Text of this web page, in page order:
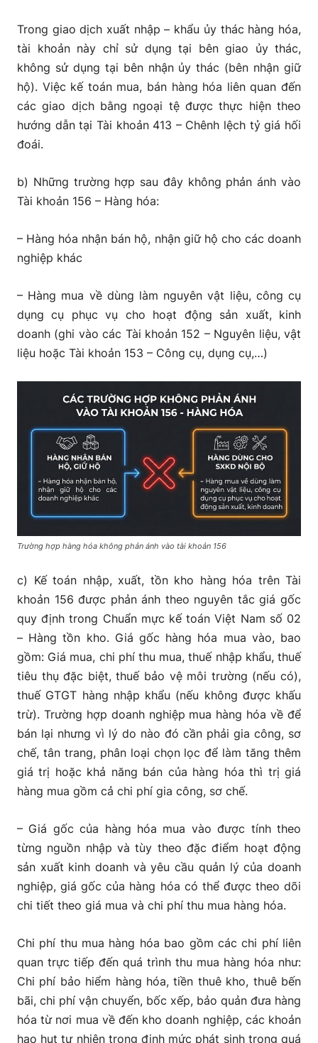
Trong giao dịch xuất nhập – khẩu ủy thác hàng hóa,
tài khoản này chỉ sử dụng tại bên giao ủy thác,
không sử dụng tại bên nhận ủy thác (bên nhận giữ
hộ). Việc kế toán mua, bán hàng hóa liên quan đến
các giao dịch bằng ngoại tệ được thực hiện theo
hướng dẫn tại Tài khoản 413 – Chênh lệch tỷ giá hối
đoái.
b) Những trường hợp sau đây không phản ánh vào
Tài khoản 156 – Hàng hóa:
– Hàng hóa nhận bán hộ, nhận giữ hộ cho các doanh
nghiệp khác
– Hàng mua về dùng làm nguyên vật liệu, công cụ
dụng cụ phục vụ cho hoạt động sản xuất, kinh
doanh (ghi vào các Tài khoản 152 – Nguyên liệu, vật
liệu hoặc Tài khoản 153 – Công cụ, dụng cụ,…)
Trường hợp hàng hóa không phản ánh vào tài khoản 156
c) Kế toán nhập, xuất, tồn kho hàng hóa trên Tài
khoản 156 được phản ánh theo nguyên tắc giá gốc
quy định trong Chuẩn mực kế toán Việt Nam số 02
– Hàng tồn kho. Giá gốc hàng hóa mua vào, bao
gồm: Giá mua, chi phí thu mua, thuế nhập khẩu, thuế
tiêu thụ đặc biệt, thuế bảo vệ môi trường (nếu có),
thuế GTGT hàng nhập khẩu (nếu không được khấu
trừ). Trường hợp doanh nghiệp mua hàng hóa về để
bán lại nhưng vì lý do nào đó cần phải gia công, sơ
chế, tân trang, phân loại chọn lọc để làm tăng thêm
giá trị hoặc khả năng bán của hàng hóa thì trị giá
hàng mua gồm cả chi phí gia công, sơ chế.
– Giá gốc của hàng hóa mua vào được tính theo
từng nguồn nhập và tùy theo đặc điểm hoạt động
sản xuất kinh doanh và yêu cầu quản lý của doanh
nghiệp, giá gốc của hàng hóa có thể được theo dõi
chi tiết theo giá mua và chi phí thu mua hàng hóa.
Chi phí thu mua hàng hóa bao gồm các chi phí liên
quan trực tiếp đến quá trình thu mua hàng hóa như:
Chi phí bảo hiểm hàng hóa, tiền thuê kho, thuê bến
bãi, chi phí vận chuyển, bốc xếp, bảo quản đưa hàng
hóa từ nơi mua về đến kho doanh nghiệp, các khoản
hao hụt tự nhiên trong định mức phát sinh trong quá